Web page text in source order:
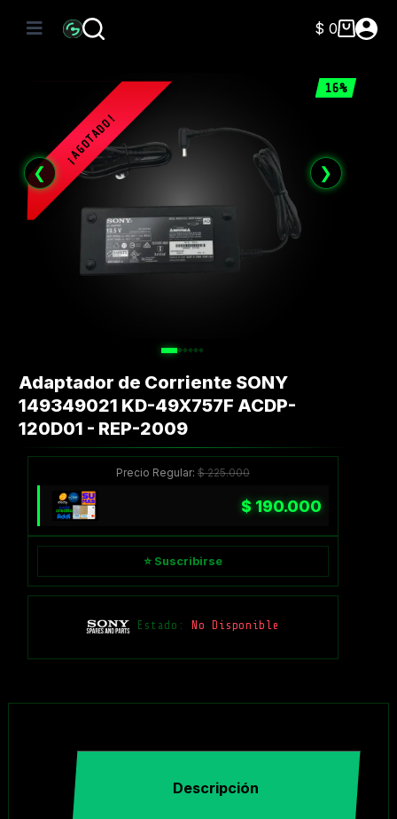
Carro
$ 0
16%
❮ ❯
Adaptador de Corriente SONY
149349021 KD-49X757F ACDP-
120D01 - REP-2009
Precio Regular:$225.000
$ 190.000
⭐ Suscribirse
Estado: No Disponible
Descripción